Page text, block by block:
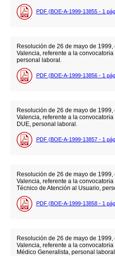
PDF (BOE-A-1999-13855 - 1 pág.
Resolución de 26 de mayo de
Valencia, referente a la
personal laboral.
PDF (BOE-A-1999-13856 - 1 pág.
Resolución de 26 de mayo de
Valencia, referente a la
DUE, personal laboral.
PDF (BOE-A-1999-13857 - 1 pág.
Resolución de 26 de mayo de
Valencia, referente a la
Técnico de Atención al Usuario,
PDF (BOE-A-1999-13858 - 1 pág.
Resolución de 26 de mayo de
Valencia, referente a la
Médico Generalista, personal